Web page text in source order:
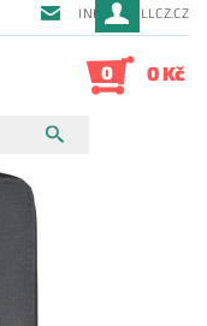
INFO@QUILLCZ.CZ
0 0 Kč